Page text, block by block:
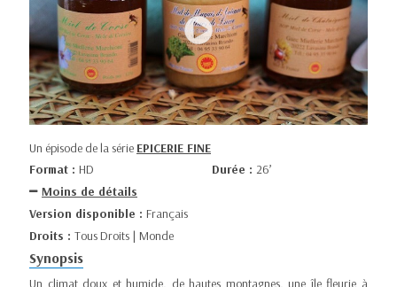
Un épisode de la série EPICERIE FINE
Format : HD Durée : 26’
Moins de détails
Version disponible : Français
Droits : Tous Droits | Monde
Synopsis
Un climat doux et humide, de hautes montagnes, une île fleurie à